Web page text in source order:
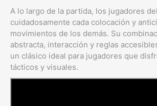
A lo largo de la partida, los jugadores
cuidadosamente cada colocación y
movimientos de los demás. Su
abstracta, interacción y reglas
un clásico ideal para jugadores que
tácticos y visuales.